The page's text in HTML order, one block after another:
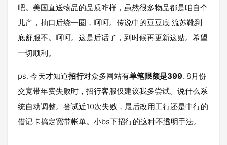
吧。美国直送物品的品质咋样，虽然很多物品都是咱自个
儿产，抽口后绕一圈，呵呵。传说中的豆豆底 流苏靴到
底舒服不。呵呵。这是后话了，到时候再更新这贴。希望
一切顺利。
ps. 今天才知道招行对众多网站有单笔限额是399. 8月份
交宽带年费失败时，招行客服仅建议我多尝试。说什么系
统自动调整。尝试近10次失败，最后改用工行还是中行的
借记卡搞定宽带帐单。小bs下招行的这种不透明手法。